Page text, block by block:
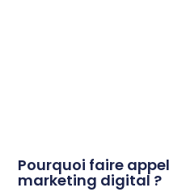
Pourquoi faire
marketing digital ?